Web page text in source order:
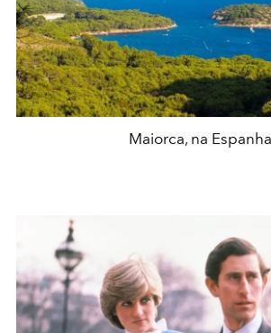
Maiorca, na